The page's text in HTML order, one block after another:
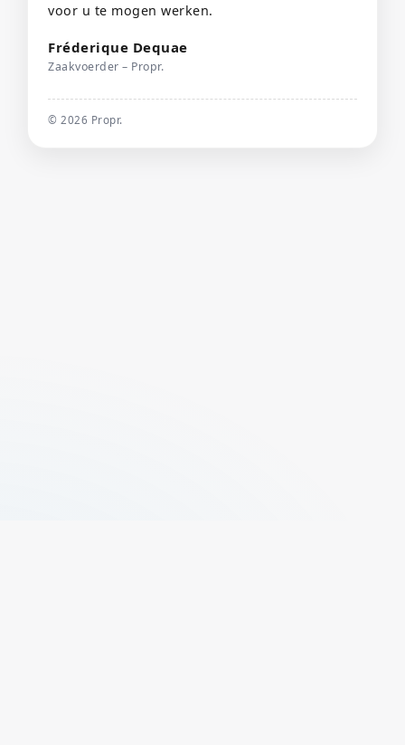
voor u te mogen werken.
Fréderique Dequae
Zaakvoerder – Propr.
© 2026 Propr.